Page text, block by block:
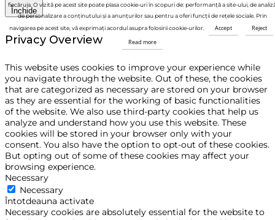
fiecăruia. O vizită pe acest site poate plasa cookie-uri în scopuri de: performanță a site-ului, de
de personalizare a conținutului și a anunțurilor sau pentru a oferi funcții de rețele sociale. Prin
navigarea pe acest site, vă exprimați acordul asupra folosirii cookie-urilor.
Accept
Reject
Read more
Închide
Privacy Overview
This website uses cookies to improve your experience while
you navigate through the website. Out of these, the cookies
that are categorized as necessary are stored on your browser
as they are essential for the working of basic functionalities
of the website. We also use third-party cookies that help us
analyze and understand how you use this website. These
cookies will be stored in your browser only with your
consent. You also have the option to opt-out of these cookies.
But opting out of some of these cookies may affect your
browsing experience.
Necessary
Necessary
Întotdeauna activate
Necessary cookies are absolutely essential for the website to